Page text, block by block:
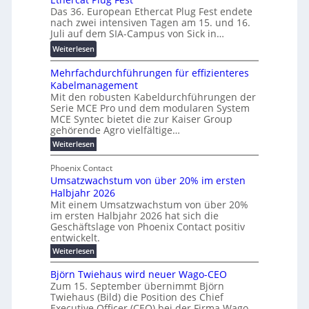
r
e
n
z
n
g
s
f
ö
r
d
e
r
u
n
g
b
r
a
u
c
h
t
m
e
r
T
e
w
i
r
d
z
u
m
E
n
e
r
g
u
b
ü
r
m
o
d
e
r
t
e
r
e
n
t
w
i
c
k
e
l
e
N
H
-
S
i
c
h
e
r
u
Das 36. European Ethercat Plug Fest endete
nach zwei intensiven Tagen am 15. und 16.
Juli auf dem SIA-Campus von Sick in…
Weiterlesen:
R
e
k
o
r
d
b
e
t
e
i
l
i
g
u
n
g
b
e
Mehrfachdurchführungen für effizienteres
Kabelmanagement
Mit den robusten Kabeldurchführungen der
Serie MCE Pro und dem modularen System
MCE Syntec bietet die zur Kaiser Group
gehörende Agro vielfältige…
Weiterlesen:
M
h
r
f
a
c
h
d
u
r
c
f
ü
h
Phoenix Contact
Umsatzwachstum von über 20% im ersten
Halbjahr 2026
Mit einem Umsatzwachstum von über 20%
im ersten Halbjahr 2026 hat sich die
Geschäftslage von Phoenix Contact positiv
entwickelt.
Weiterlesen:
U
m
s
a
Björn Twiehaus wird neuer Wago-CEO
Zum 15. September übernimmt Björn
Twiehaus (Bild) die Position des Chief